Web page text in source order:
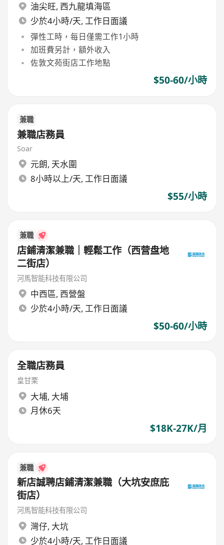
油尖旺, 西九龍填海區
少於4小時/天, 工作日面議
彈性工時，每日僅需工作1小時
加班費另計，額外收入
佐敦文苑街店工作地點
$50-60/小時
兼職
兼職店務員
Soar
元朗, 天水圍
8小時以上/天, 工作日面議
$55/小時
兼職
店鋪清潔兼職｜輕鬆工作（西营盘地
二街店）
河馬智能科技有限公司
中西區, 西營盤
少於4小時/天, 工作日面議
$50-60/小時
全職店務員
皇甘栗
大埔, 大埔
月休6天
$18K-27K/月
兼職
新店誠聘店鋪清潔兼職（大坑安庶庇
街店）
河馬智能科技有限公司
灣仔, 大坑
少於4小時/天, 工作日面議